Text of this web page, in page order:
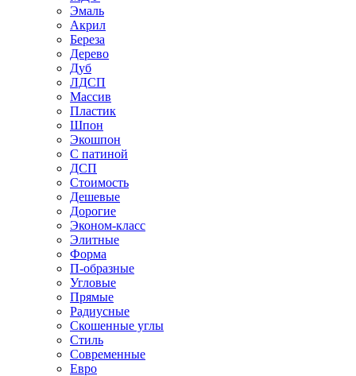
Эмаль
Акрил
Береза
Дерево
Дуб
ЛДСП
Массив
Пластик
Шпон
Экошпон
С патиной
ДСП
Стоимость
Дешевые
Дорогие
Эконом-класс
Элитные
Форма
П-образные
Угловые
Прямые
Радиусные
Скошенные углы
Стиль
Современные
Евро